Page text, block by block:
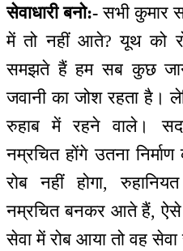
सेवाधारी बनो:- सभी कुमार
में तो नहीं आते? यूथ को
समझते हैं हम सब कुछ
जवानी का जोश रहता है।
रुहाब में रहने वाले।
नम्रचित होंगे उतना
रोब नहीं होगा,
नम्रचित बनकर आते हैं, ऐसे
सेवा में रोब आया तो वह सेवा